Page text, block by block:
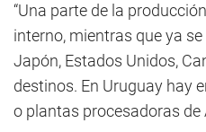
“Una parte de la
interno, mientras que ya
Japón, Estados Unidos,
destinos. En Uruguay hay
o plantas procesadoras de